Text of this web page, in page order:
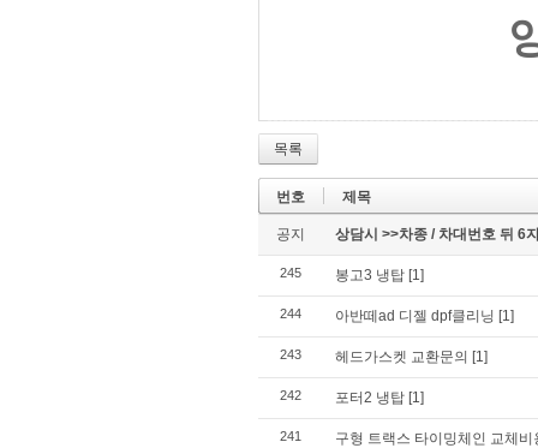
목록
번호 제목
공지 상담시 >>차종 / 차대번호 뒤 6
245 봉고3 냉탑 [1]
244 아반떼ad 디젤 dpf클리닝 [1]
243 헤드가스켓 교환문의 [1]
242 포터2 냉탑 [1]
241 구형 트랙스 타이밍체인 교체